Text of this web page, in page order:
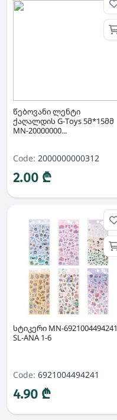
წებოვანი ლენტი
ქაღალდის G-Toys 5მ*15მმ
MN-20000000...
Code: 2000000000312
2.00 ₾
სტიკერი MN-6921004494241
SL-ANA 1-6
Code: 6921004494241
4.90 ₾